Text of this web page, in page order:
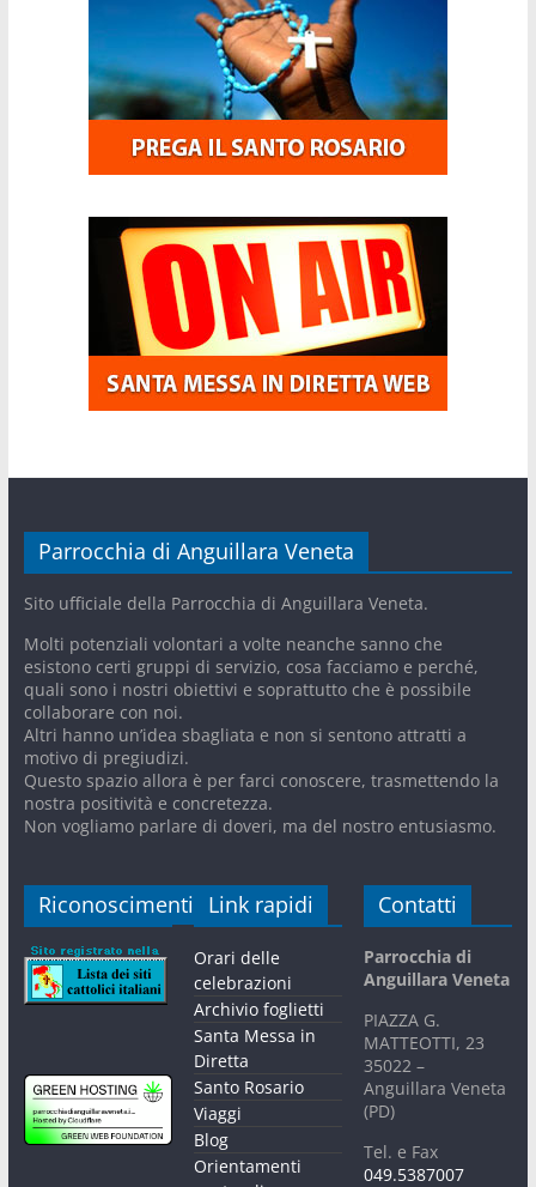
Parrocchia di Anguillara Veneta
Sito ufficiale della Parrocchia di Anguillara Veneta.
Molti potenziali volontari a volte neanche sanno che
esistono certi gruppi di servizio, cosa facciamo e perché,
quali sono i nostri obiettivi e soprattutto che è possibile
collaborare con noi.
Altri hanno un’idea sbagliata e non si sentono attratti a
motivo di pregiudizi.
Questo spazio allora è per farci conoscere, trasmettendo la
nostra positività e concretezza.
Non vogliamo parlare di doveri, ma del nostro entusiasmo.
Riconoscimenti Link rapidi
Orari delle
celebrazioni
Archivio foglietti
Santa Messa in
Diretta
Santo Rosario
Viaggi
Blog
Orientamenti
Contatti
Parrocchia di
Anguillara Veneta
PIAZZA G.
MATTEOTTI, 23
35022 –
Anguillara Veneta
(PD)
Tel. e Fax
049.5387007